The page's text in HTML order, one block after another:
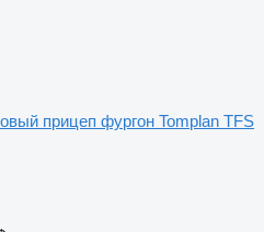
прицеп фургон Tomplan TFS